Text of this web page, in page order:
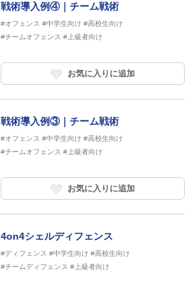
戦術導入例④｜チーム戦術
#オフェンス #中学生向け #高校生向け
#チームオフェンス #上級者向け
お気に入りに追加
戦術導入例③｜チーム戦術
#オフェンス #中学生向け #高校生向け
#チームオフェンス #上級者向け
お気に入りに追加
4on4シェルディフェンス
#ディフェンス #中学生向け #高校生向け
#チームディフェンス #上級者向け